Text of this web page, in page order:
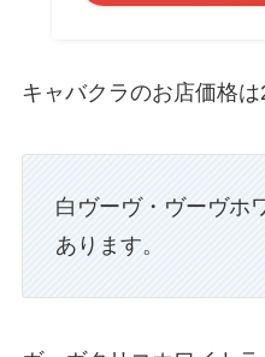
キャバクラのお店価格は
白ヴーヴ・ヴーヴホ
あります。